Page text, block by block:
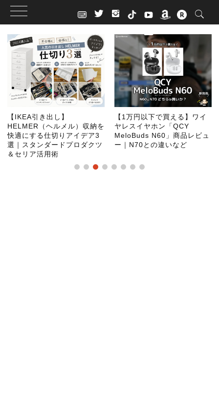
content
【IKEA引き出し】
HELMER（ヘルメル）収納を
快適にする仕切りアイデア3
選｜スタンダードプロダクツ
＆セリア活用術
【1万円以下で買える】ワイ
ヤレスイヤホン「QCY
MeloBuds N60」商品レビュ
ー｜N70との違いなど